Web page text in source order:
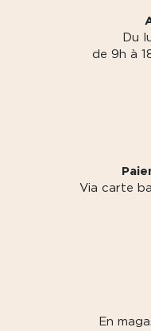
Du
de 9h à
Via carte
En